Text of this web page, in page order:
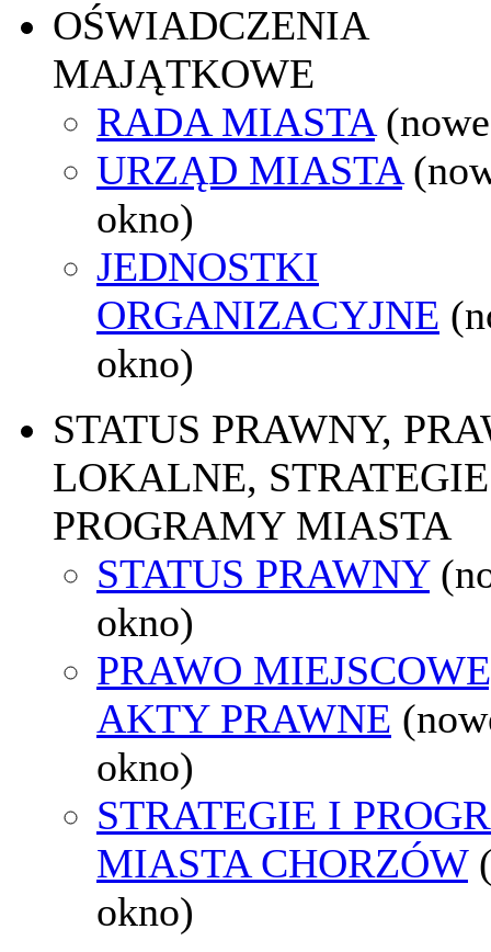
OŚWIADCZENIA
MAJĄTKOWE
RADA MIASTA
URZĄD MIASTA
okno)
JEDNOSTKI
ORGANIZACYJNE
okno)
STATUS PRAWNY,
LOKALNE,
PROGRAMY MIASTA
STATUS PRAWNY
okno)
PRAWO
AKTY PRAWNE
okno)
STRATEGIE I
MIASTA CHORZÓW
okno)